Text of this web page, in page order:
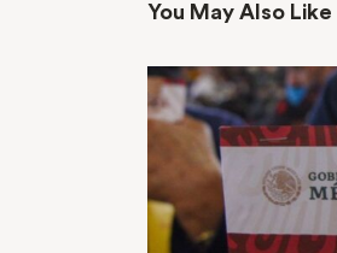
You May Also Like